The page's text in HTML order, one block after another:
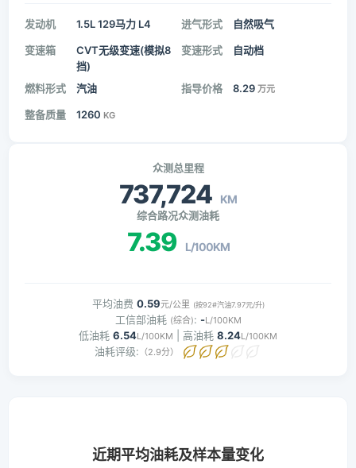
发动机 1.5L 129马力 L4 进气形式 自然吸气
变速箱
CVT无级变速(模拟8
挡)
变速形式 自动档
燃料形式 汽油 指导价格 8.29 万元
整备质量 1260 KG
众测总里程
737,724 KM
综合路况众测油耗
7.39 L/100KM
平均油费 0.59元/公里 (按92#汽油7.97元/升)
工信部油耗 (综合): -L/100KM
低油耗 6.54L/100KM | 高油耗 8.24L/100KM
油耗评级: （2.9分）